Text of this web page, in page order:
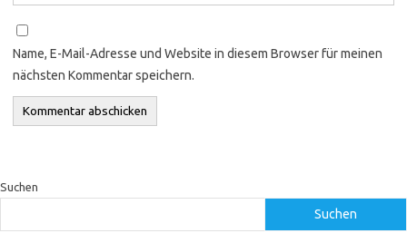
Name, E-Mail-Adresse und Website in diesem Browser für meinen
nächsten Kommentar speichern.
Suchen
Suchen